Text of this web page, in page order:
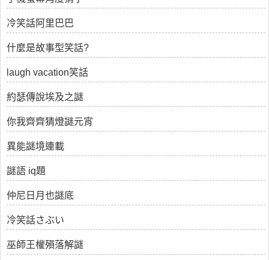
冷笑話阿里巴巴
什麼是故事型笑話?
laugh vacation笑話
約瑟傳說埃及之謎
你我齊齊猜燈謎元宵
異能謎境連載
謎語 iq題
仲尼日月也謎底
冷笑話さぶい
巫師王權殞落解謎